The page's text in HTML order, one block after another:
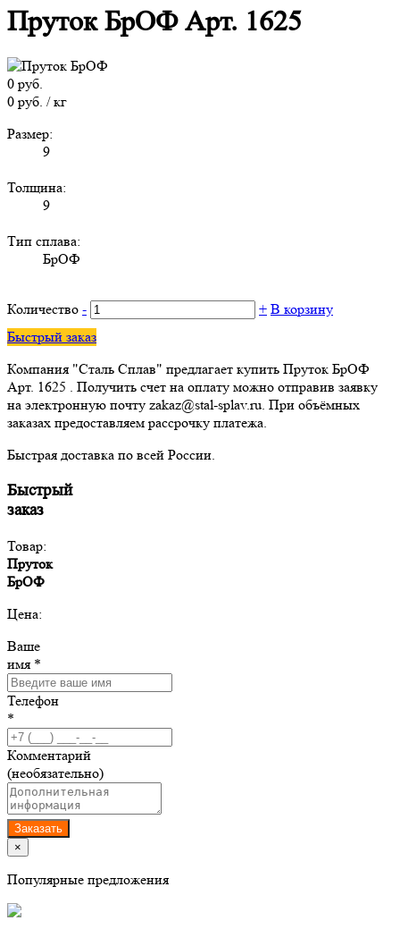
Пруток БрОФ Арт. 1625
0 руб.
0 руб. / кг
Размер:
9
Толщина:
9
Тип сплава:
БрОФ
Количество - + В корзину
Быстрый заказ
Компания "Сталь Сплав" предлагает купить Пруток БрОФ
Арт. 1625 . Получить счет на оплату можно отправив заявку
на электронную почту zakaz@stal-splav.ru. При объёмных
заказах предоставляем рассрочку платежа.
Быстрая доставка по всей России.
Быстрый
заказ
Товар:
Пруток
БрОФ
Цена:
Ваше
имя *
Телефон
*
Комментарий
(необязательно)
Заказать
×
Популярные предложения